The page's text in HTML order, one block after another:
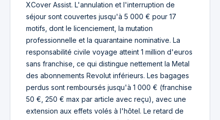
XCover Assist. L'annulation et l'interruption de
séjour sont couvertes jusqu'à 5 000 € pour 17
motifs, dont le licenciement, la mutation
professionnelle et la quarantaine nominative. La
responsabilité civile voyage atteint 1 million d'euros
sans franchise, ce qui distingue nettement la Metal
des abonnements Revolut inférieurs. Les bagages
perdus sont remboursés jusqu'à 1 000 € (franchise
50 €, 250 € max par article avec reçu), avec une
extension aux effets volés à l'hôtel. Le retard de